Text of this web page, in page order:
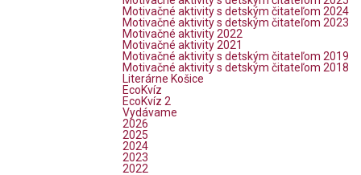
Motivačné aktivity s detským čitateľom 2024
Motivačné aktivity s detským čitateľom 2023
Motivačné aktivity 2022
Motivačné aktivity 2021
Motivačné aktivity s detským čitateľom 2019
Motivačné aktivity s detským čitateľom 2018
Literárne Košice
EcoKvíz
EcoKvíz 2
Vydávame
2026
2025
2024
2023
2022